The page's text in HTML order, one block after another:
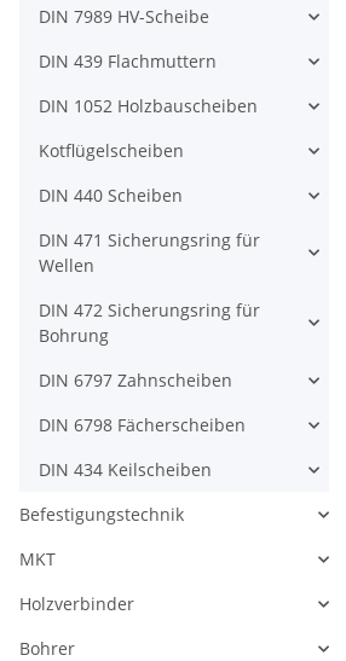
DIN 7989 HV-Scheibe
DIN 439 Flachmuttern
DIN 1052 Holzbauscheiben
Kotflügelscheiben
DIN 440 Scheiben
DIN 471 Sicherungsring für
Wellen
DIN 472 Sicherungsring für
Bohrung
DIN 6797 Zahnscheiben
DIN 6798 Fächerscheiben
DIN 434 Keilscheiben
Befestigungstechnik
MKT
Holzverbinder
Bohrer